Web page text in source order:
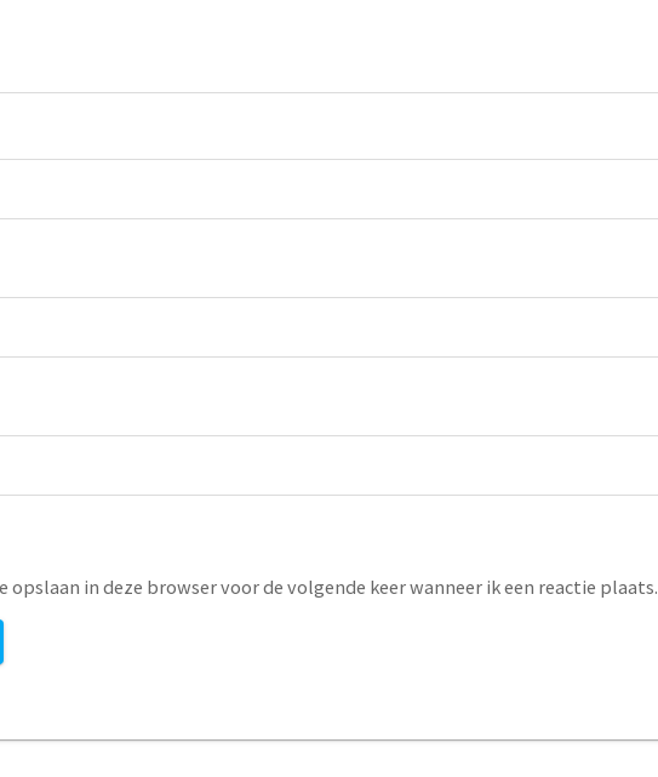
opslaan in deze browser voor de volgende keer wanneer ik een reactie plaats.